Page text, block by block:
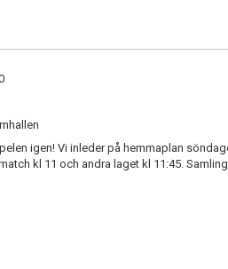
igen! Vi inleder på hemmaplan
kl 11 och andra laget kl 11:45.